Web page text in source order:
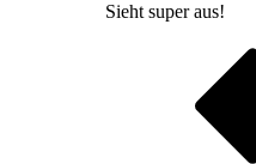
Sieht super aus!